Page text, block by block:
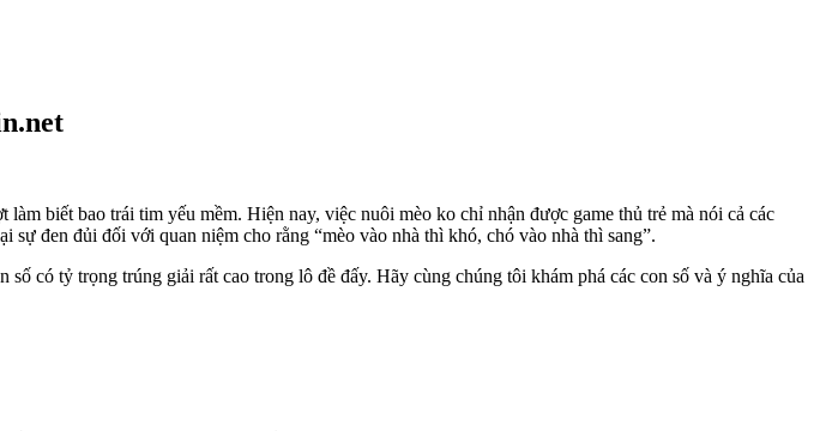
biết bao trái tim yếu mềm. Hiện nay, việc nuôi mèo ko chỉ nhận được game thủ trẻ mà nói cả các
đen đủi đối với quan niệm cho rằng “mèo vào nhà thì khó, chó vào nhà thì sang”.
có tỷ trọng trúng giải rất cao trong lô đề đấy. Hãy cùng chúng tôi khám phá các con số và ý nghĩa của